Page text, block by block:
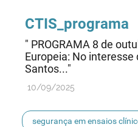
CTIS_programa
" PROGRAMA 8 de
Europeia: No
Santos..."
10/09/2025
segurança em ensaios